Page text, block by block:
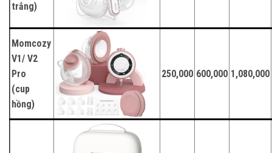
trắng)
Momcozy
V1/ V2
Pro
(cup
hồng)
250,000 600,000 1,080,000